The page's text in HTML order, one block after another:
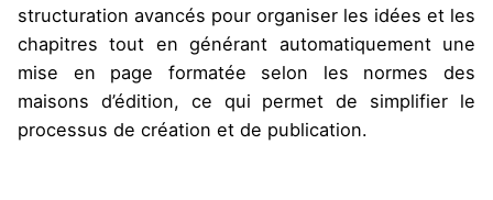
structuration avancés pour organiser les idées et les
chapitres tout en générant automatiquement une
mise en page formatée selon les normes des
maisons d’édition, ce qui permet de simplifier le
processus de création et de publication.